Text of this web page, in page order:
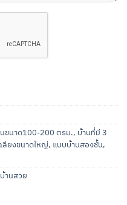
ขนาด100-200 ตรม., บ้านที่มี 3
ลียงขนาดใหญ่, แบบบ้านสองชั้น,
านสวย